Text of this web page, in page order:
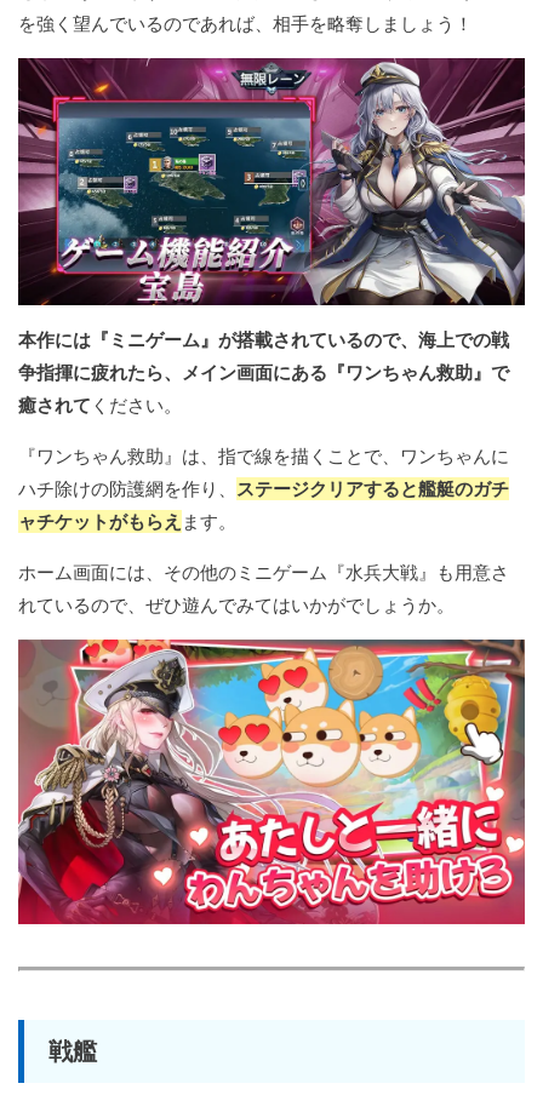
を強く望んでいるのであれば、相手を略奪しましょう！
本作には『ミニゲーム』が搭載されているので、海上での戦
争指揮に疲れたら、メイン画面にある『ワンちゃん救助』で
癒されて ください。
『ワンちゃん救助』は、指で線を描くことで、ワンちゃんに
ハチ除けの防護網を作り、 ステージクリアすると艦艇のガチ
ャチケットがもらえ ます。
ホーム画面には、その他のミニゲーム『水兵大戦』も用意さ
れているので、ぜひ遊んでみてはいかがでしょうか。
戦艦